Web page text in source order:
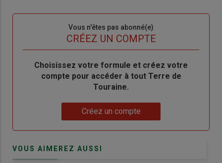
Vous n'êtes pas abonné(e)
CRÉEZ UN COMPTE
BodyChoisissez votre formule et créez votre
compte pour accéder à tout Terre de
Touraine.
Créez un compte
VOUS AIMEREZ AUSSI